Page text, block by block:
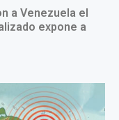
a Venezuela el
expone a